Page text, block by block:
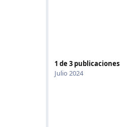
1 de 3 publicaciones
Julio 2024